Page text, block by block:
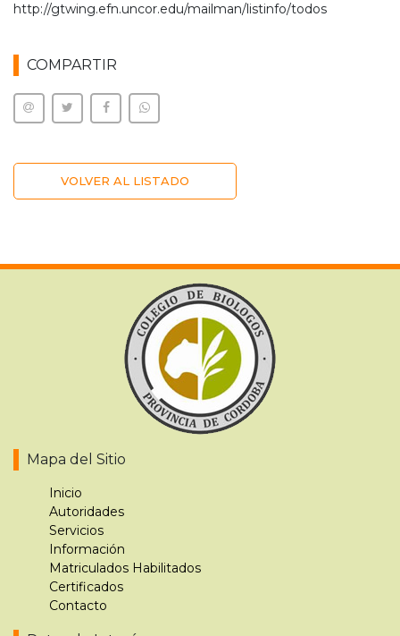
http://gtwing.efn.uncor.edu/mailman/listinfo/todos
COMPARTIR
VOLVER AL LISTADO
Mapa del Sitio
Inicio
Autoridades
Servicios
Información
Matriculados Habilitados
Certificados
Contacto